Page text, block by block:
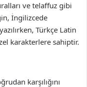
ve telaffuz gibi
İngilizcede
Türkçe Latin
karakterlere sahiptir.
karşılığını